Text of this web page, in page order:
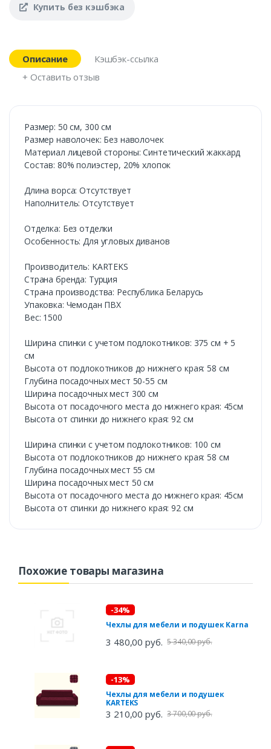
Купить без кэшбэка
Описание
Кэшбэк-ссылка
+ Оставить отзыв
Размер: 50 см, 300 см
Размер наволочек: Без наволочек
Материал лицевой стороны: Синтетический жаккард
Состав: 80% полиэстер, 20% хлопок
Длина ворса: Отсутствует
Наполнитель: Отсутствует
Отделка: Без отделки
Особенность: Для угловых диванов
Производитель: KARTEKS
Страна бренда: Турция
Страна производства: Республика Беларусь
Упаковка: Чемодан ПВХ
Вес: 1500
Ширина спинки с учетом подлокотников: 375 см + 5
см
Высота от подлокотников до нижнего края: 58 см
Глубина посадочных мест 50-55 см
Ширина посадочных мест 300 см
Высота от посадочного места до нижнего края: 45см
Высота от спинки до нижнего края: 92 см
Ширина спинки с учетом подлокотников: 100 см
Высота от подлокотников до нижнего края: 58 см
Глубина посадочных мест 55 см
Ширина посадочных мест 50 см
Высота от посадочного места до нижнего края: 45см
Высота от спинки до нижнего края: 92 см
Похожие товары магазина
-34%
Чехлы для мебели и подушек Karna
3 480,00 руб. 5 340,00 руб.
-13%
Чехлы для мебели и подушек
KARTEKS
3 210,00 руб. 3 700,00 руб.